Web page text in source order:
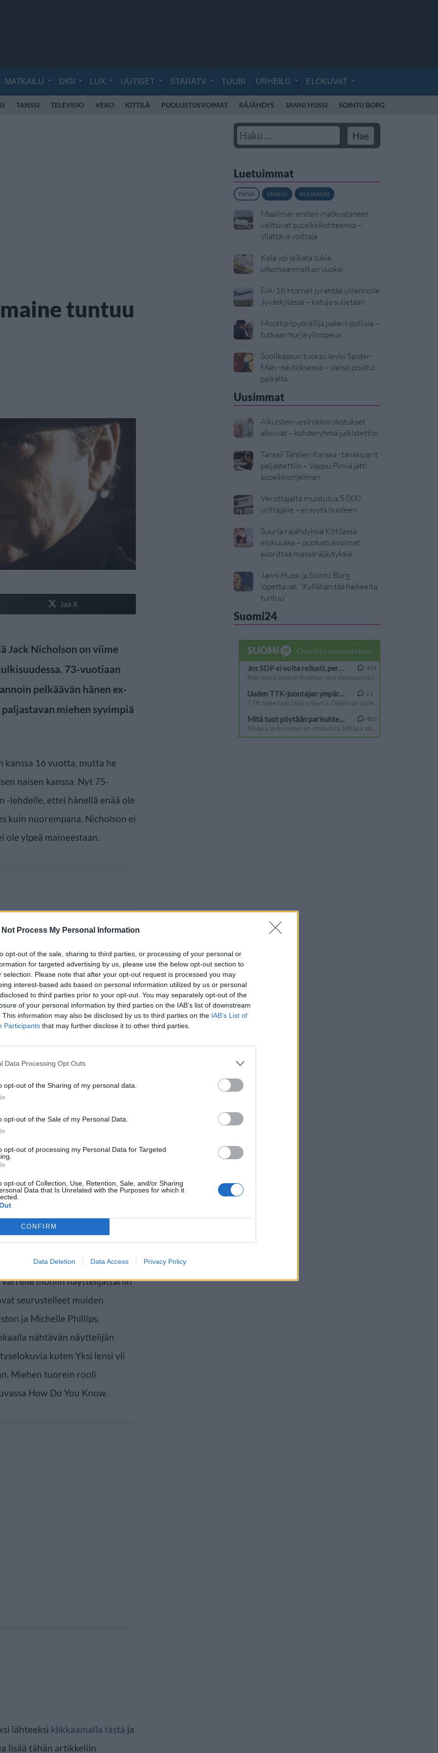
Not Process My Personal Information
opt-out of the sale, sharing to third parties, or processing of your personal or
for targeted advertising by us, please use the below opt-out section to
selection. Please note that after your opt-out request is processed you may
interest-based ads based on personal information utilized by us or personal
to third parties prior to your opt-out. You may separately opt-out of the
of your personal information by third parties on the IAB’s list of downstream
This information may also be disclosed by us to third parties on the IAB’s List of
Participants that may further disclose it to other third parties.
Data Processing Opt Outs
opt-out of the Sharing of my personal data.
opt-out of the Sale of my Personal Data.
opt-out of processing my Personal Data for Targeted
opt-out of Collection, Use, Retention, Sale, and/or Sharing
Data that Is Unrelated with the Purposes for which it
CONFIRM
Data Deletion Data Access Privacy Policy
MATKAILU DIGI LUX UUTISET STARATV TUUBI URHEILU ELOKUVAT
TANSSI TELEVISIO VERO KITTILÄ PUOLUSTUSVOIMAT RÄJÄHDYS JANNI HUSSI SOINTU BORG
tuntuu
Jaa X
Jack Nicholson on viime
73-vuotiaan
pelkäävän hänen ex-
miehen syvimpiä
16 vuotta, mutta he
naisen kanssa. Nyt 75-
-lehdelle, ettei hänellä enää ole
kuin nuorempana. Nicholson ei
ole ylpeä maineestaan.
en kiellä sitä. Mutta gigolon
maine tuntuu
energiaa toilailla samaan
tilittää The Sun -
varrelle moniin näyttelijättäriin
seurustelleet muiden
ja Michelle Phillips.
nähtävän näyttelijän
kuten Yksi lensi yli
Miehen tuorein rooli
How Do You Know.
lähteeksi klikkaamalla tästä ja
lisää tähän artikkeliin
Luetuimmat
PÄIVÄ VIIKKO KUUKAUSI
Maailman eniten matkustaneet
valitsivat suosikkikohteensa –
yllättävä voittaja
Kela voi leikata tukia
ulkomaanmatkan vuoksi
F/A-18 Hornet jyrähtää ylilennolle
Jyväskylässä – katuja suljetaan
Moottoripyöräilijä pakeni poliisia –
tutkaan hurja ylinopeus
Suolikaasun tuoksu levisi Spider-
Man -näytöksessä – yleisö poistui
paikalta
Uusimmat
Aikuisten vesirokkorokotukset
alkoivat – kohderyhmä julkistettiin
Tanssii Tähtien Kanssa -tanssiparit
paljastettiin – Vappu Pimiä jätti
suosikkiohjelman
Verottajalta muistutus 5 000
yrittäjälle – ei syytä huoleen
Suuria räjähdyksiä Kittilässä
elokuussa – puolustusvoimat
suorittaa massaräjäytyksiä
Janni Hussi ja Sointu Borg
lopettavat: ”Kyllähän tää haikeelta
tuntuu”
Suomi24